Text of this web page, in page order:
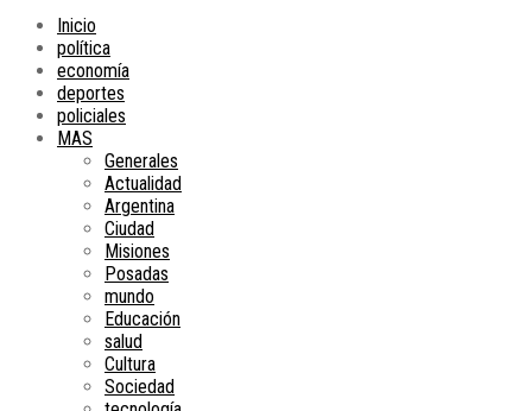
Inicio
política
economía
deportes
policiales
MAS
Generales
Actualidad
Argentina
Ciudad
Misiones
Posadas
mundo
Educación
salud
Cultura
Sociedad